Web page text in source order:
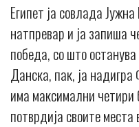
Египет ја совлада
натпревар и ја запиша
победа, со што
Данска, пак, ја
има максимални четири
потврдија своите